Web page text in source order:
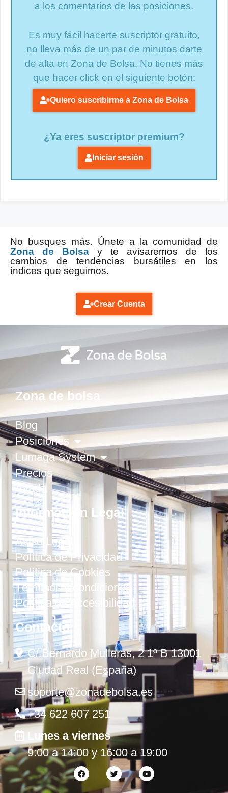
a los comentarios de las posiciones.
Es muy fácil hacerte suscriptor gratuito,
no lleva más de un par de minutos darte
de alta en Zona de Bolsa. No tienes más
que hacer click en el siguiente botón:
Quiero suscribirme a Zona de Bolsa
¿Ya eres suscriptor premium?
Iniciar sesión
No busques más. Únete a la comunidad de
Zona de Bolsa y te avisaremos de los
cambios de tendencias bursátiles en los
índices que seguimos.
Crear Cuenta
Zona de bolsa
Blog
Posiciones
Lumaga System
Precios
Ayuda
Información Legal
Aviso Legal
Política de Privacidad
Política de Cookies
Términos y condiciones
Política de Accesibilidad
Contacto
C/ Bernardo Mulleras, 2 1º B 13001
Ciudad Real (España)
soporte@zonadebolsa.es
+34 622 607 251
Lunes a viernes
9:00 a 14:00 y 16:00 a 19:00